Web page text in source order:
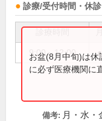
診療/受付時間・休診
9:00～12:00 ●
お盆(8月中旬)は
に必ず医療機関に
備考: 月・水・